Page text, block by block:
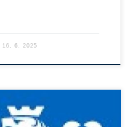
16. 6. 2025